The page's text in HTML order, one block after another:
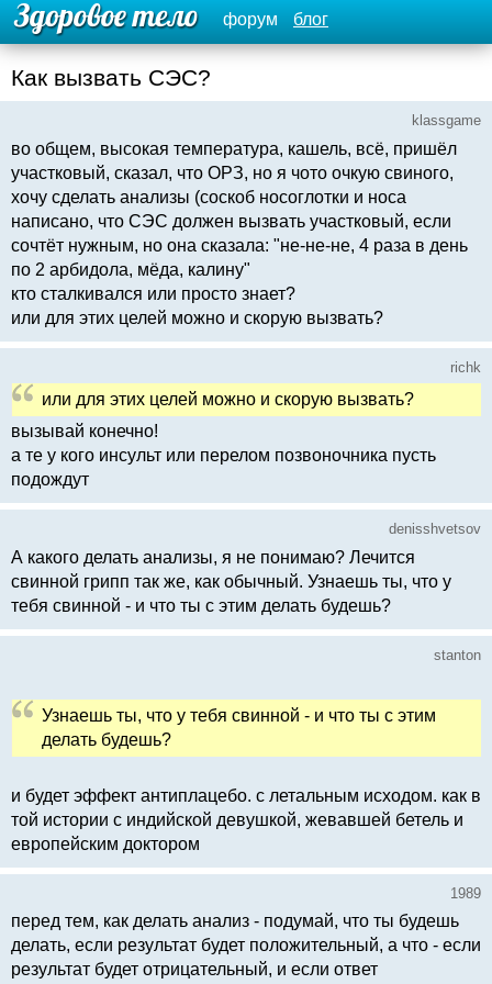
форум блог
Как вызвать СЭС?
klassgame
во общем, высокая температура, кашель, всё, пришёл
участковый, сказал, что ОРЗ, но я чото очкую свиного,
хочу сделать анализы (соскоб носоглотки и носа
написано, что СЭС должен вызвать участковый, если
сочтёт нужным, но она сказала: "не-не-не, 4 раза в день
по 2 арбидола, мёда, калину"
кто сталкивался или просто знает?
или для этих целей можно и скорую вызвать?
richk
или для этих целей можно и скорую вызвать?
вызывай конечно!
а те у кого инсульт или перелом позвоночника пусть
подождут
denisshvetsov
А какого делать анализы, я не понимаю? Лечится
свинной грипп так же, как обычный. Узнаешь ты, что у
тебя свинной - и что ты с этим делать будешь?
stanton
Узнаешь ты, что у тебя свинной - и что ты с этим
делать будешь?
и будет эффект антиплацебо. с летальным исходом. как в
той истории с индийской девушкой, жевавшей бетель и
европейским доктором
1989
перед тем, как делать анализ - подумай, что ты будешь
делать, если результат будет положительный, а что - если
результат будет отрицательный, и если ответ